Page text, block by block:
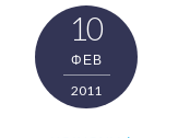
10
ΦΕΒ
2011